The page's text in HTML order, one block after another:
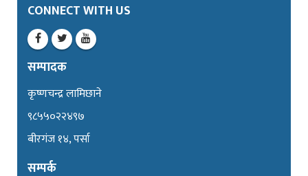
CONNECT WITH US
सम्पादक
कृष्णचन्द्र लामिछाने
९८५५०२२४९७
बीरगंज १४, पर्सा
सम्पर्क